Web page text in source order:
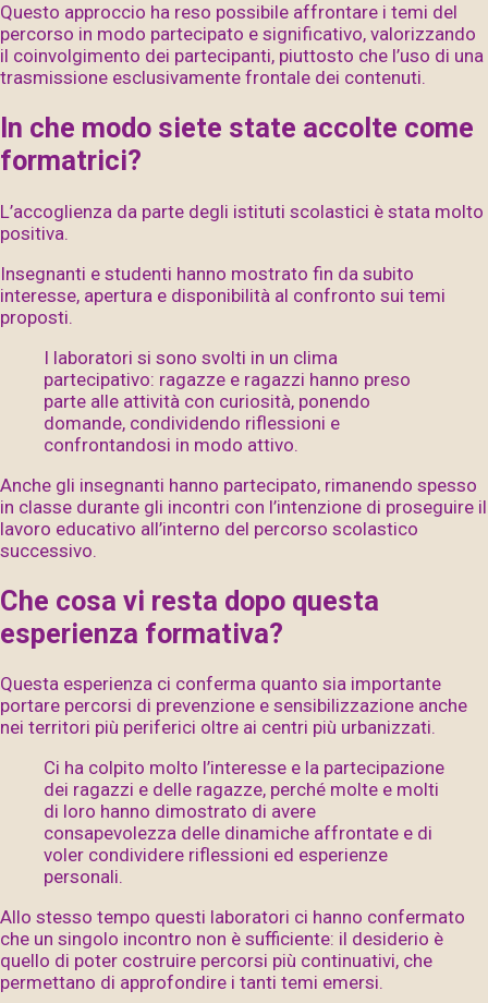
Questo approccio ha reso possibile affrontare i temi del
percorso in modo partecipato e significativo, valorizzando
il coinvolgimento dei partecipanti, piuttosto che l’uso di una
trasmissione esclusivamente frontale dei contenuti.
In che modo siete state accolte come
formatrici?
L’accoglienza da parte degli istituti scolastici è stata molto
positiva.
Insegnanti e studenti hanno mostrato fin da subito
interesse, apertura e disponibilità al confronto sui temi
proposti.
I laboratori si sono svolti in un clima
partecipativo: ragazze e ragazzi hanno preso
parte alle attività con curiosità, ponendo
domande, condividendo riflessioni e
confrontandosi in modo attivo.
Anche gli insegnanti hanno partecipato, rimanendo spesso
in classe durante gli incontri con l’intenzione di proseguire il
lavoro educativo all’interno del percorso scolastico
successivo.
Che cosa vi resta dopo questa
esperienza formativa?
Questa esperienza ci conferma quanto sia importante
portare percorsi di prevenzione e sensibilizzazione anche
nei territori più periferici oltre ai centri più urbanizzati.
Ci ha colpito molto l’interesse e la partecipazione
dei ragazzi e delle ragazze, perché molte e molti
di loro hanno dimostrato di avere
consapevolezza delle dinamiche affrontate e di
voler condividere riflessioni ed esperienze
personali.
Allo stesso tempo questi laboratori ci hanno confermato
che un singolo incontro non è sufficiente: il desiderio è
quello di poter costruire percorsi più continuativi, che
permettano di approfondire i tanti temi emersi.